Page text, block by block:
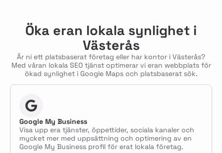
Öka eran lokala synlighet i
Västerås
Är ni ett platsbaserat företag eller har kontor i Västerås?
Med våran lokala SEO tjänst optimerar vi eran webbplats för
ökad synlighet i Google Maps och platsbaserat sök.
Google My Business
Visa upp era tjänster, öppettider, sociala kanaler och
mycket mer med uppsättning och optimering av en
Google My Business profil för erat lokala företag.